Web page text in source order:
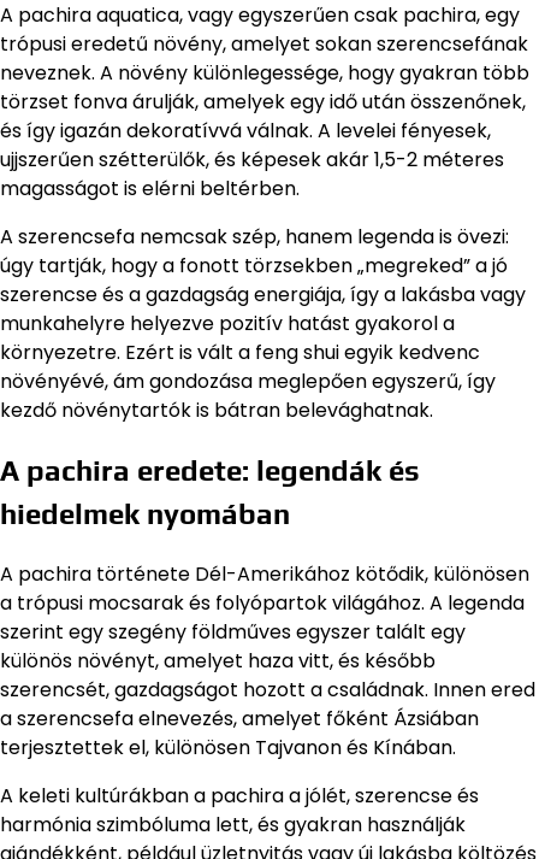
A pachira aquatica, vagy egyszerűen csak pachira, egy
trópusi eredetű növény, amelyet sokan szerencsefának
neveznek. A növény különlegessége, hogy gyakran több
törzset fonva árulják, amelyek egy idő után összenőnek,
és így igazán dekoratívvá válnak. A levelei fényesek,
ujjszerűen szétterülők, és képesek akár 1,5-2 méteres
magasságot is elérni beltérben.
A szerencsefa nemcsak szép, hanem legenda is övezi:
úgy tartják, hogy a fonott törzsekben „megreked” a jó
szerencse és a gazdagság energiája, így a lakásba vagy
munkahelyre helyezve pozitív hatást gyakorol a
környezetre. Ezért is vált a feng shui egyik kedvenc
növényévé, ám gondozása meglepően egyszerű, így
kezdő növénytartók is bátran belevághatnak.
A pachira eredete: legendák és
hiedelmek nyomában
A pachira története Dél-Amerikához kötődik, különösen
a trópusi mocsarak és folyópartok világához. A legenda
szerint egy szegény földműves egyszer talált egy
különös növényt, amelyet haza vitt, és később
szerencsét, gazdagságot hozott a családnak. Innen ered
a szerencsefa elnevezés, amelyet főként Ázsiában
terjesztettek el, különösen Tajvanon és Kínában.
A keleti kultúrákban a pachira a jólét, szerencse és
harmónia szimbóluma lett, és gyakran használják